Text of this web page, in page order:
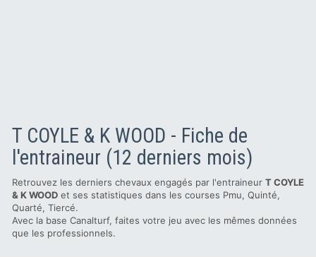
T COYLE & K WOOD - Fiche de
l'entraineur (12 derniers mois)
Retrouvez les derniers chevaux engagés par l'entraineur T COYLE
& K WOOD et ses statistiques dans les courses Pmu, Quinté,
Quarté, Tiercé.
Avec la base Canalturf, faites votre jeu avec les mêmes données
que les professionnels.